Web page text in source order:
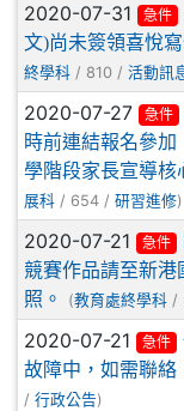
2020-07-31 急件
文)尚未簽領喜悅
終學科 / 810 / 活動訊
2020-07-27 急件
時前連結報名參
學階段家長宣導核
展科 / 654 / 研習進修)
2020-07-21 急件
競賽作品請至新
照。
(教育處終學科 /
2020-07-21 急件
故障中，如需聯絡
/ 行政公告)